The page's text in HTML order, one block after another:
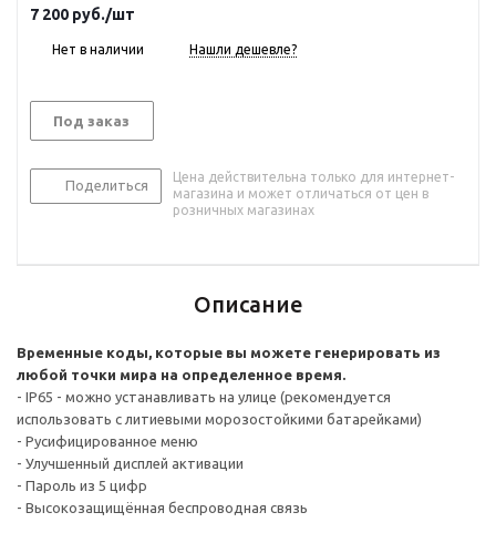
7 200 руб./шт
Нет в наличии Нашли дешевле?
Под заказ
Поделиться
Цена действительна только для интернет-
магазина и может отличаться от цен в
розничных магазинах
Описание
Временные коды, которые вы можете генерировать из
любой точки мира на определенное время.
- IP65 - можно устанавливать на улице (рекомендуется
использовать с литиевыми морозостойкими батарейками)
- Русифицированное меню
- Улучшенный дисплей активации
- Пароль из 5 цифр
- Высокозащищённая беспроводная связь